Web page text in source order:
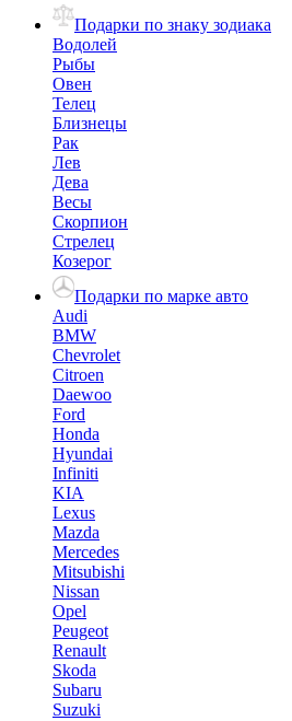
Подарки по знаку зодиака
Водолей
Рыбы
Овен
Телец
Близнецы
Рак
Лев
Дева
Весы
Скорпион
Стрелец
Козерог
Подарки по марке авто
Audi
BMW
Chevrolet
Citroen
Daewoo
Ford
Honda
Hyundai
Infiniti
KIA
Lexus
Mazda
Mercedes
Mitsubishi
Nissan
Opel
Peugeot
Renault
Skoda
Subaru
Suzuki